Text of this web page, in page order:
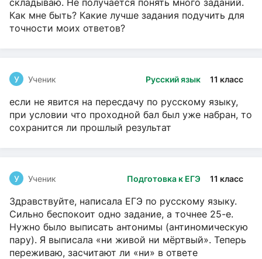
складываю. Не получается понять много заданий.
Как мне быть? Какие лучше задания подучить для
точности моих ответов?
Русский язык 11 класс
У Ученик
если не явится на пересдачу по русскому языку,
при условии что проходной бал был уже набран, то
сохранится ли прошлый результат
Подготовка к ЕГЭ 11 класс
У Ученик
Здравствуйте, написала ЕГЭ по русскому языку.
Сильно беспокоит одно задание, а точнее 25-е.
Нужно было выписать антонимы (антиномическую
пару). Я выписала «ни живой ни мёртвый». Теперь
переживаю, засчитают ли «ни» в ответе